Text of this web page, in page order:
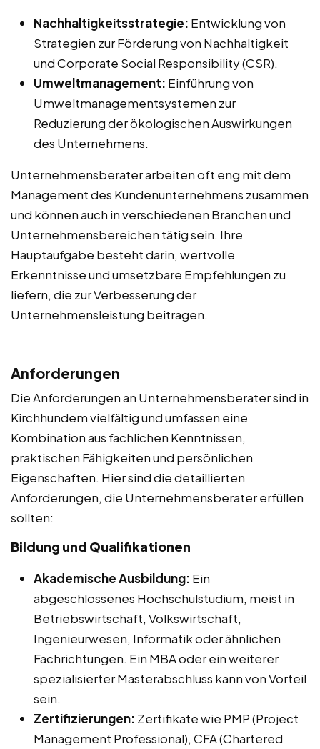
Nachhaltigkeitsstrategie: Entwicklung von
Strategien zur Förderung von Nachhaltigkeit
und Corporate Social Responsibility (CSR).
Umweltmanagement: Einführung von
Umweltmanagementsystemen zur
Reduzierung der ökologischen Auswirkungen
des Unternehmens.
Unternehmensberater arbeiten oft eng mit dem
Management des Kundenunternehmens zusammen
und können auch in verschiedenen Branchen und
Unternehmensbereichen tätig sein. Ihre
Hauptaufgabe besteht darin, wertvolle
Erkenntnisse und umsetzbare Empfehlungen zu
liefern, die zur Verbesserung der
Unternehmensleistung beitragen.
Anforderungen
Die Anforderungen an Unternehmensberater sind in
Kirchhundem vielfältig und umfassen eine
Kombination aus fachlichen Kenntnissen,
praktischen Fähigkeiten und persönlichen
Eigenschaften. Hier sind die detaillierten
Anforderungen, die Unternehmensberater erfüllen
sollten:
Bildung und Qualifikationen
Akademische Ausbildung: Ein
abgeschlossenes Hochschulstudium, meist in
Betriebswirtschaft, Volkswirtschaft,
Ingenieurwesen, Informatik oder ähnlichen
Fachrichtungen. Ein MBA oder ein weiterer
spezialisierter Masterabschluss kann von Vorteil
sein.
Zertifizierungen: Zertifikate wie PMP (Project
Management Professional), CFA (Chartered